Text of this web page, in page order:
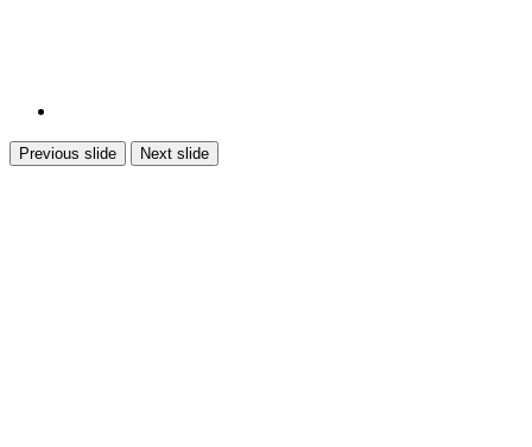
Previous slide Next slide